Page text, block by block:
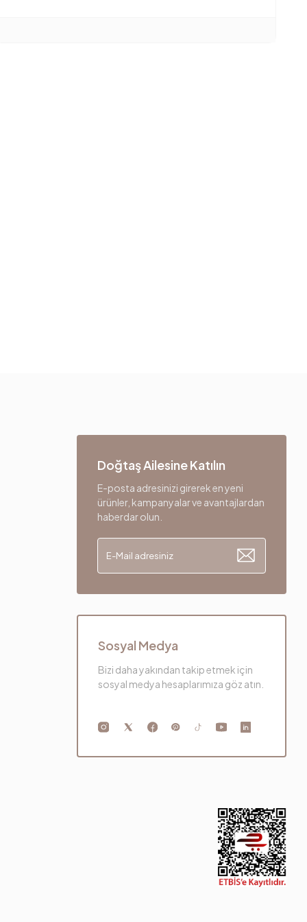
Doğtaş Ailesine Katılın
E-posta adresinizi girerek en yeni
ürünler, kampanyalar ve avantajlardan
haberdar olun.
Sosyal Medya
Bizi daha yakından takip etmek için
sosyal medya hesaplarımıza göz atın.